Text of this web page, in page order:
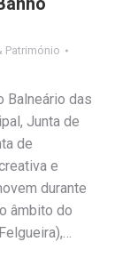
Património
Balneário das
Junta de
de
e
durante
âmbito do